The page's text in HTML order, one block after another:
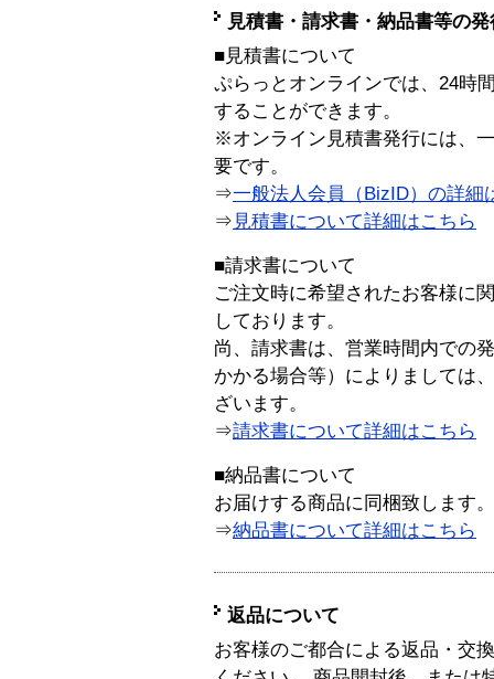
見積書・請求書・納品書等の
■見積書について
ぷらっとオンラインでは、24時
することができます。
※オンライン見積書発行には、
要です。
⇒一般法人会員（BizID）の詳細
⇒ 見積書について詳細はこちら
■請求書について
ご注文時に希望されたお客様に
しております。
尚、請求書は、営業時間内での
かかる場合等）によりましては
ざいます。
⇒請求書について詳細はこちら
■納品書について
お届けする商品に同梱致します。
⇒納品書について詳細はこちら
返品について
お客様のご都合による返品・交